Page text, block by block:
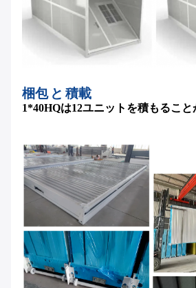
梱包 と 積載
1*40HQは12ユニットを積もるこ